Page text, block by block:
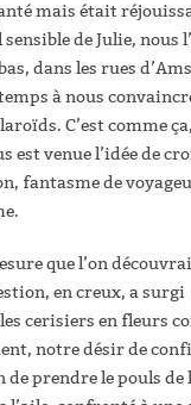
mais était
de Julie, nous
dans les rues
à nous
C’est comme
est venue l’idée de
fantasme de
que l’on
en creux, a
cerisiers en fleurs
notre désir de
prendre le pouls de